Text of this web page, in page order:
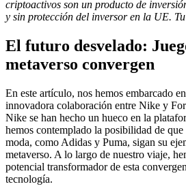
criptoactivos son un producto de
y sin protección del inversor en la UE.
El futuro desvelado:
metaverso convergen
En este artículo, nos hemos embarcado
innovadora colaboración entre Nike y
Nike se han hecho un hueco en la
hemos contemplado la posibilidad de que
moda, como Adidas y Puma, sigan su
metaverso. A lo largo de nuestro viaje,
potencial transformador de esta
tecnología.